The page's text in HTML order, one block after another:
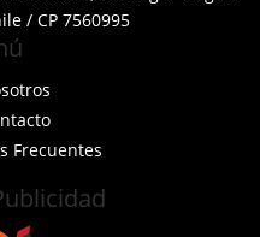
/ CP 7560995
Frecuentes